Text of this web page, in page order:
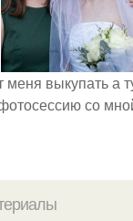
выкупать а
со